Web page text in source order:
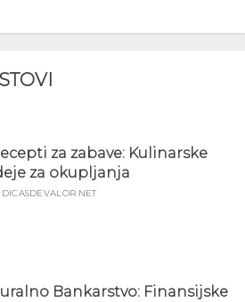
za zabave: Kulinarske
za okupljanja
DICASDEVALOR.NET
Bankarstvo: Finansijske